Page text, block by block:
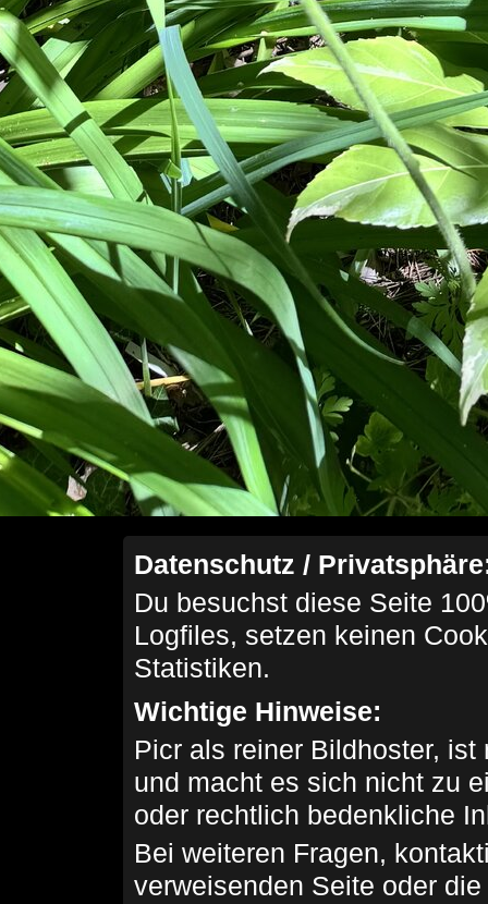
Datenschutz /
Du besuchst diese Seite
Logfiles, setzen keinen
Statistiken.
Wichtige Hinweise:
Picr als reiner Bildhoster,
und macht es sich nicht zu
oder rechtlich bedenkliche
Bei weiteren Fragen,
verweisenden Seite oder